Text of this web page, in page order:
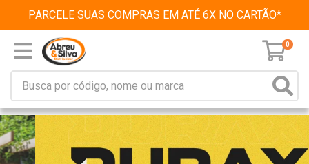
PARCELE SUAS COMPRAS EM ATÉ 6X NO CARTÃO*
0